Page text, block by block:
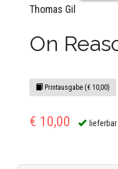
Thomas Gil
On
Printausgabe (€ 10,00)
€ 10,00 lieferbar